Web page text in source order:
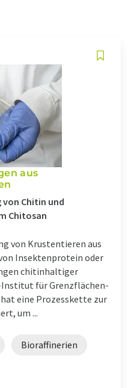
aus
Chitin und
Chitosan
von Krustentieren aus
Insektenprotein oder
chitinhaltiger
Institut für Grenzflächen-
eine Prozesskette zur
um ...
Bioraffinerien